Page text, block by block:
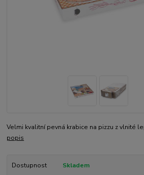
Velmi kvalitní pevná krabice na pizzu z vlnité
popis
Dostupnost Skladem